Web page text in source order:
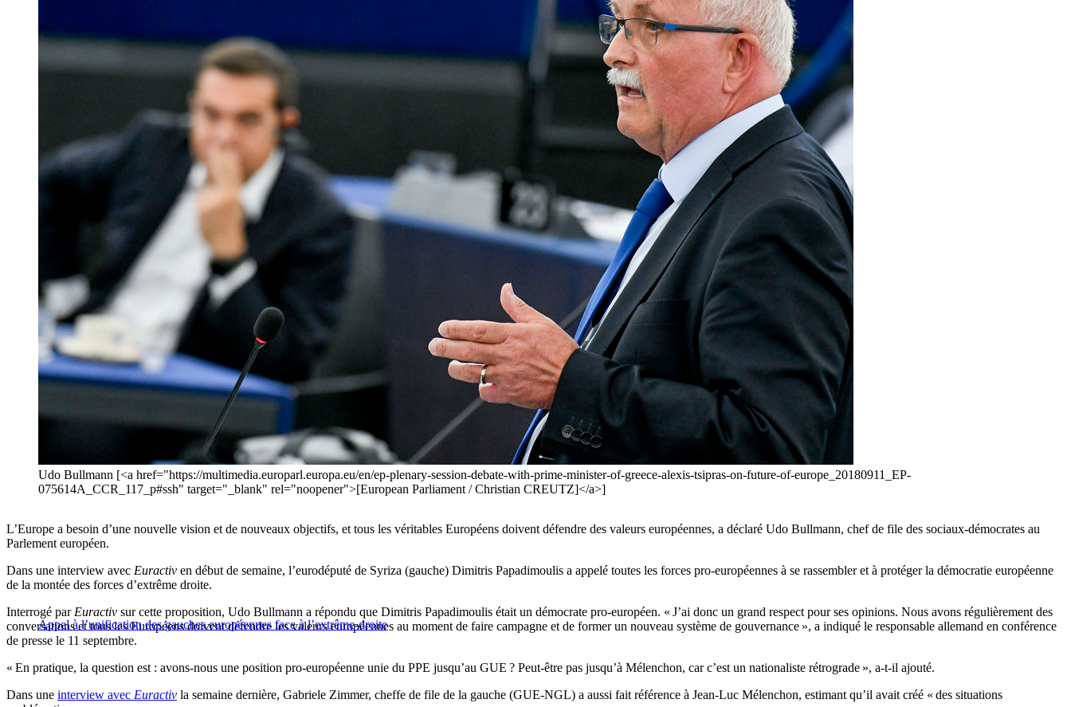
Udo Bullmann [<a href="https://multimedia.europarl.europa.eu/en/ep-plenary-session-debate-with-prime-minister-of-greece-alexis-tsipras-on-future-of-europe_20180911_EP-
075614A_CCR_117_p#ssh" target="_blank" rel="noopener">[European Parliament / Christian CREUTZ]</a>]
L’Europe a besoin d’une nouvelle vision et de nouveaux objectifs, et tous les véritables Européens doivent défendre des valeurs européennes, a déclaré Udo Bullmann, chef de file des sociaux-démocrates au
Parlement européen.
Dans une interview avec Euractiv en début de semaine, l’eurodéputé de Syriza (gauche) Dimitris Papadimoulis a appelé toutes les forces pro-européennes à se rassembler et à protéger la démocratie européenne
de la montée des forces d’extrême droite.
Appel à l’unification des gauches européennes face à l’extrême-droite
Interrogé par Euractiv sur cette proposition, Udo Bullmann a répondu que Dimitris Papadimoulis était un démocrate pro-européen. « J’ai donc un grand respect pour ses opinions. Nous avons régulièrement des
conversations et tous les Européens doivent défendre les valeurs européennes au moment de faire campagne et de former un nouveau système de gouvernance », a indiqué le responsable allemand en conférence
de presse le 11 septembre.
« En pratique, la question est : avons-nous une position pro-européenne unie du PPE jusqu’au GUE ? Peut-être pas jusqu’à Mélenchon, car c’est un nationaliste rétrograde », a-t-il ajouté.
Dans une interview avec Euractiv la semaine dernière, Gabriele Zimmer, cheffe de file de la gauche (GUE-NGL) a aussi fait référence à Jean-Luc Mélenchon, estimant qu’il avait créé « des situations